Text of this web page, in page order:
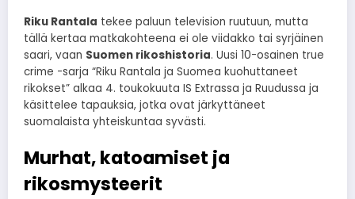
Riku Rantala tekee paluun television ruutuun, mutta
tällä kertaa matkakohteena ei ole viidakko tai syrjäinen
saari, vaan Suomen rikoshistoria. Uusi 10-osainen true
crime -sarja “Riku Rantala ja Suomea kuohuttaneet
rikokset” alkaa 4. toukokuuta IS Extrassa ja Ruudussa ja
käsittelee tapauksia, jotka ovat järkyttäneet
suomalaista yhteiskuntaa syvästi.
Murhat, katoamiset ja
rikosmysteerit